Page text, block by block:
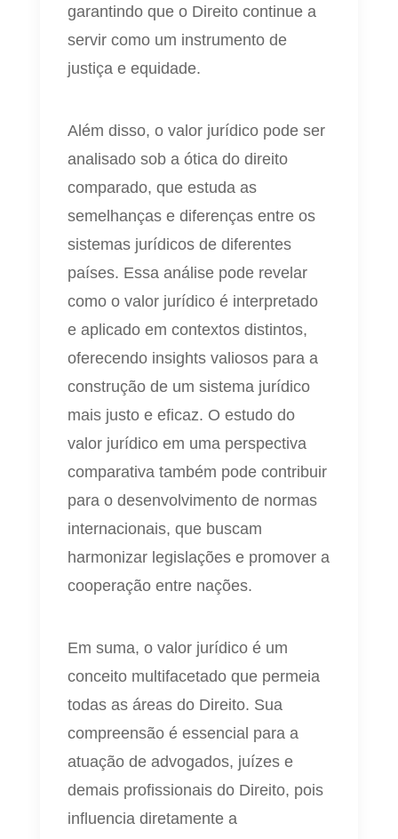
garantindo que o Direito continue a
servir como um instrumento de
justiça e equidade.
Além disso, o valor jurídico pode ser
analisado sob a ótica do direito
comparado, que estuda as
semelhanças e diferenças entre os
sistemas jurídicos de diferentes
países. Essa análise pode revelar
como o valor jurídico é interpretado
e aplicado em contextos distintos,
oferecendo insights valiosos para a
construção de um sistema jurídico
mais justo e eficaz. O estudo do
valor jurídico em uma perspectiva
comparativa também pode contribuir
para o desenvolvimento de normas
internacionais, que buscam
harmonizar legislações e promover a
cooperação entre nações.
Em suma, o valor jurídico é um
conceito multifacetado que permeia
todas as áreas do Direito. Sua
compreensão é essencial para a
atuação de advogados, juízes e
demais profissionais do Direito, pois
influencia diretamente a